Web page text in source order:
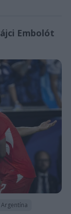
Embolót
Argentína